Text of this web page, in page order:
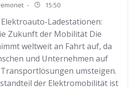
- 15:50
Ladestationen:
Zukunft der Mobilität Die
weltweit an Fahrt auf, da
und Unternehmen auf
umsteigen.
der Elektromobilität ist